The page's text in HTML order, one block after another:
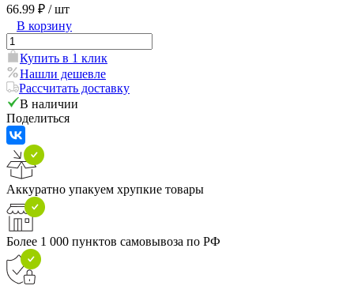
66.99 ₽ / шт
В корзину
Купить в 1 клик
Нашли дешевле
Рассчитать доставку
В наличии
Поделиться
Аккуратно упакуем хрупкие товары
Более 1 000 пунктов самовывоза по РФ